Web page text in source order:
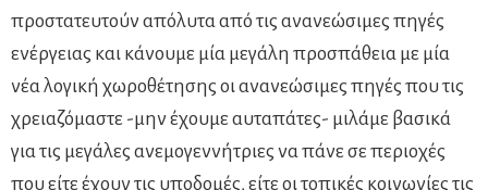
προστατευτούν απόλυτα από τις ανανεώσιμες πηγές
ενέργειας και κάνουμε μία μεγάλη προσπάθεια με μία
νέα λογική χωροθέτησης οι ανανεώσιμες πηγές που τις
χρειαζόμαστε -μην έχουμε αυταπάτες- μιλάμε βασικά
για τις μεγάλες ανεμογεννήτριες να πάνε σε περιοχές
που είτε έχουν τις υποδομές, είτε οι τοπικές κοινωνίες τις